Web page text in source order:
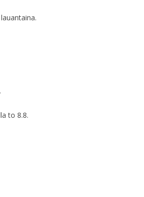
to 8.8.